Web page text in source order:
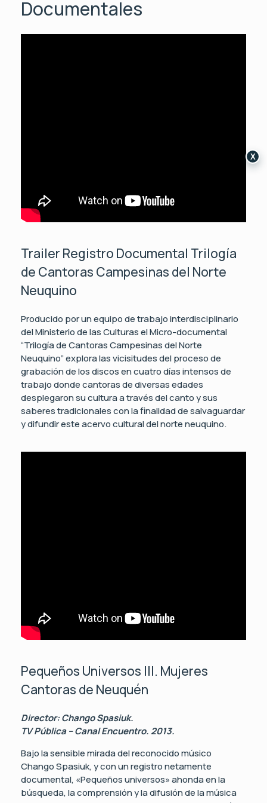
Documentales
Trailer Registro Documental Trilogía
de Cantoras Campesinas del Norte
Neuquino
Producido por un equipo de trabajo interdisciplinario
del Ministerio de las Culturas el Micro-documental
“Trilogía de Cantoras Campesinas del Norte
Neuquino” explora las vicisitudes del proceso de
grabación de los discos en cuatro días intensos de
trabajo donde cantoras de diversas edades
desplegaron su cultura a través del canto y sus
saberes tradicionales con la finalidad de salvaguardar
y difundir este acervo cultural del norte neuquino.
Pequeños Universos III. Mujeres
Cantoras de Neuquén
Director: Chango Spasiuk.
TV Pública – Canal Encuentro. 2013.
Bajo la sensible mirada del reconocido músico
Chango Spasiuk, y con un registro netamente
documental, «Pequeños universos» ahonda en la
búsqueda, la comprensión y la difusión de la música
X